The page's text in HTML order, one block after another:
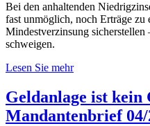
Bei den anhaltenden
fast unmöglich, noch Erträge zu
Mindestverzinsung sicherstellen
schweigen.
Lesen Sie mehr
Geldanlage ist kein
Mandantenbrief 04/